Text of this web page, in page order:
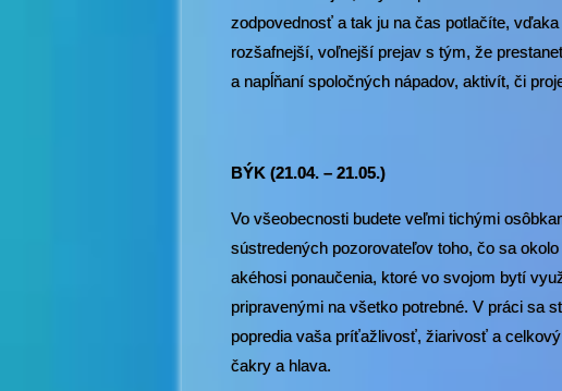
zodpovednosť a tak ju na čas potlačíte,
rozšafnejší, voľnejší prejav s tým, že
a napĺňaní spoločných nápadov, aktivít, či
BÝK (21.04. – 21.05.)
Vo všeobecnosti budete veľmi tichými
sústredených pozorovateľov toho, čo sa
akéhosi ponaučenia, ktoré vo svojom bytí
pripravenými na všetko potrebné. V práci sa
popredia vaša príťažlivosť, žiarivosť a
čakry a hlava.